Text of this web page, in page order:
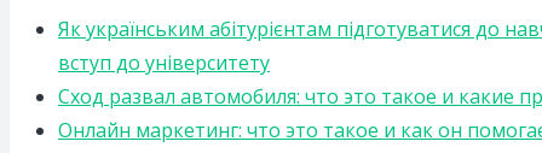
Як українським абітурієнтам підготуватися до
вступ до університету
Сход развал автомобиля: что это такое и какие
Онлайн маркетинг: что это такое и как он